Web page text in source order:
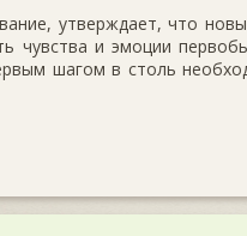
утверждает, что
чувства и эмоции
шагом в столь